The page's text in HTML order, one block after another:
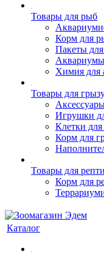
Товары для рыб
Корм для
Пакеты
Химия для
Товары для
Игрушки
Клетки
Корм для
Товары для
Корм для
Каталог